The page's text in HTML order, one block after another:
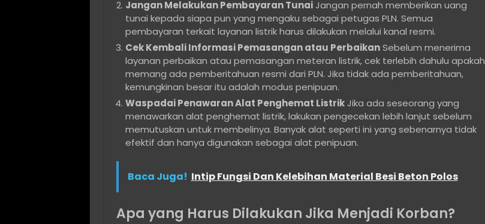
Jangan Melakukan Pembayaran TunaiJangan pernah memberikan uang
tunai kepada siapa pun yang mengaku sebagai petugas PLN. Semua
pembayaran terkait layanan listrik harus dilakukan melalui kanal resmi.
Cek Kembali Informasi Pemasangan atau PerbaikanSebelum menerima
layanan perbaikan atau pemasangan meteran listrik, cek terlebih dahulu apakah
memang ada pemberitahuan resmi dari PLN. Jika tidak ada pemberitahuan,
kemungkinan besar itu adalah modus penipuan.
Waspadai Penawaran Alat Penghemat ListrikJika ada seseorang yang
menawarkan alat penghemat listrik, lakukan pengecekan lebih lanjut sebelum
memutuskan untuk membelinya. Banyak alat seperti ini yang sebenarnya tidak
efektif dan hanya digunakan sebagai alat penipuan.
Baca Juga! Intip Fungsi Dan Kelebihan Material Besi Beton Polos
Apa yang Harus Dilakukan Jika Menjadi Korban?